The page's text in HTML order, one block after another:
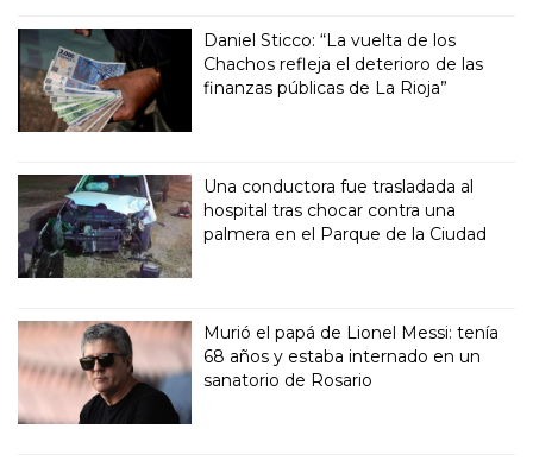
Daniel Sticco: “La vuelta de los
Chachos refleja el deterioro de las
finanzas públicas de La Rioja”
Una conductora fue trasladada al
hospital tras chocar contra una
palmera en el Parque de la Ciudad
Murió el papá de Lionel Messi: tenía
68 años y estaba internado en un
sanatorio de Rosario